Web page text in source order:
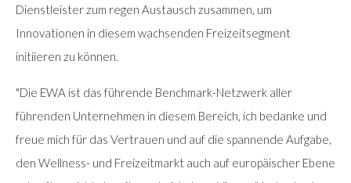
Dienstleister zum regen Austausch zusammen, um
Innovationen in diesem wachsenden Freizeitsegment
initiieren zu können.
"Die EWA ist das führende Benchmark-Netzwerk aller
führenden Unternehmen in diesem Bereich, ich bedanke und
freue mich für das Vertrauen und auf die spannende Aufgabe,
den Wellness- und Freizeitmarkt auch auf europäischer Ebene